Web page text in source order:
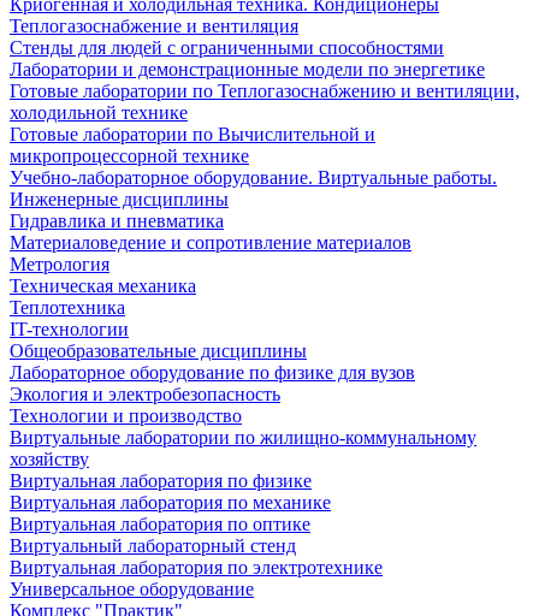
Криогенная и холодильная техника. Кондиционеры
Теплогазоснабжение и вентиляция
Стенды для людей с ограниченными способностями
Лаборатории и демонстрационные модели по энергетике
Готовые лаборатории по Теплогазоснабжению и вентиляции,
холодильной технике
Готовые лаборатории по Вычислительной и
микропроцессорной технике
Учебно-лабораторное оборудование. Виртуальные работы.
Инженерные дисциплины
Гидравлика и пневматика
Материаловедение и сопротивление материалов
Метрология
Техническая механика
Теплотехника
IT-технологии
Общеобразовательные дисциплины
Лабораторное оборудование по физике для вузов
Экология и электробезопасность
Технологии и производство
Виртуальные лаборатории по жилищно-коммунальному
хозяйству
Виртуальная лаборатория по физике
Виртуальная лаборатория по механике
Виртуальная лаборатория по оптике
Виртуальный лабораторный стенд
Виртуальная лаборатория по электротехнике
Универсальное оборудование
Комплекс "Практик"